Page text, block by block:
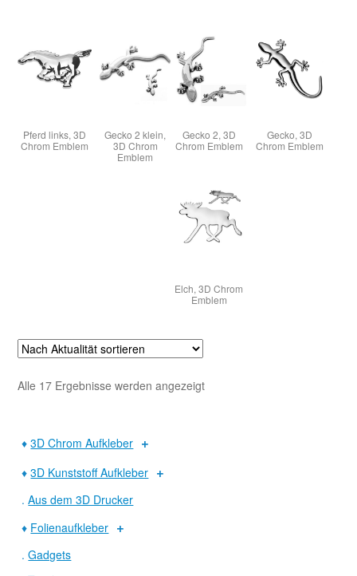
Pferd links, 3D
Chrom Emblem
Gecko 2 klein,
3D Chrom
Emblem
Gecko 2, 3D
Chrom Emblem
Gecko, 3D
Chrom Emblem
Elch, 3D Chrom
Emblem
Alle 17 Ergebnisse werden angezeigtNach
♦3D Chrom Aufkleber
♦3D Kunststoff Aufkleber
.Aus dem 3D Drucker
♦ Folienaufkleber
.Gadgets